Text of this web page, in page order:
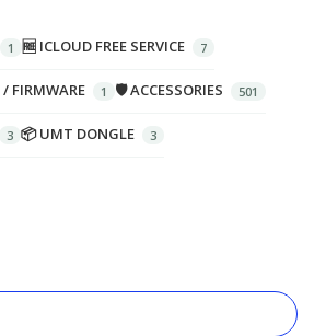
🆓 ICLOUD FREE SERVICE
/ FIRMWARE 🛡️ ACCESSORIES
📦 UMT DONGLE